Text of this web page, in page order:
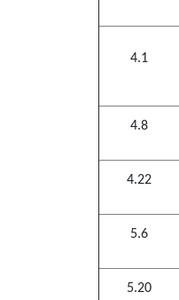
4.1
4.8
4.22
5.6
5.20